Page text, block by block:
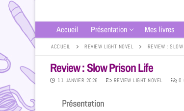
Accueil Présentation Mes livres
ACCUEIL REVIEW LIGHT NOVEL REVIEW :
Review : Slow Prison Life
11 JANVIER 2026 REVIEW LIGHT NOVEL 0
Présentation